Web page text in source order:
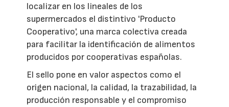
localizar en los lineales de los
supermercados el distintivo 'Producto
Cooperativo', una marca colectiva creada
para facilitar la identificación de alimentos
producidos por cooperativas españolas.
El sello pone en valor aspectos como el
origen nacional, la calidad, la trazabilidad, la
producción responsable y el compromiso